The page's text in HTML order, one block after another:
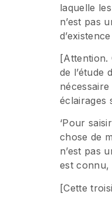
laquelle
n’est pas
[Attention.
de l’étude
éclairages
‘Pour
chose de
n’est pas
est connu,
[Cette